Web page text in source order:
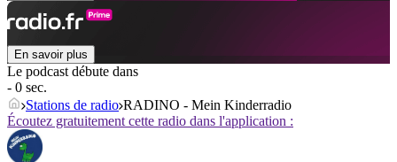
En savoir plus
Le podcast débute dans
- 0 sec.
Stations de radio RADINO - Mein Kinderradio
Écoutez gratuitement cette radio dans l'application :